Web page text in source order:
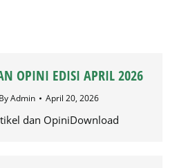
OPINI EDISI APRIL 2026
ByAdmin April 20, 2026
dan OpiniDownload